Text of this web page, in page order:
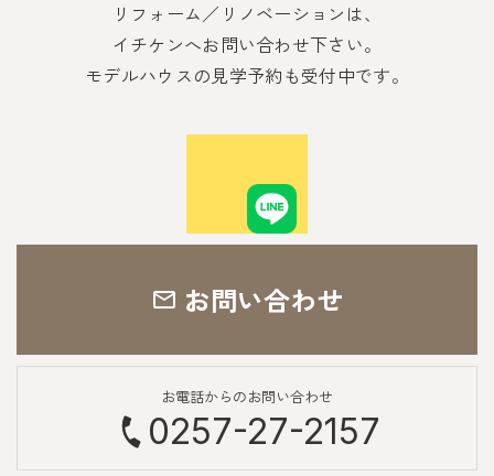
リフォーム／リノベーションは、
イチケンへお問い合わせ下さい。
モデルハウスの見学予約も受付中です。
お問い合わせ
お電話からのお問い合わせ
0257-27-2157